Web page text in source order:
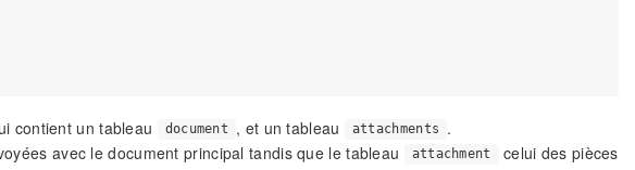
contient un tableau document , et un tableau attachments
.
avec le document principal tandis que le tableau attachment
celui des pièces